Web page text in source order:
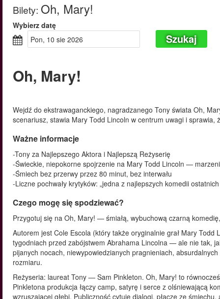
Bilety: Oh, Mary!
Wybierz datę
pon, 10 sie 2026
Szukaj
Oh, Mary!
Wejdź do ekstrawaganckiego, nagradzanego Tony świata Oh,
scenariusz, stawia Mary Todd Lincoln w centrum uwagi i sprawia,
Ważne informacje
-Tony za Najlepszego Aktora i Najlepszą Reżyserię
-Świeckie, niepokorne spojrzenie na Mary Todd Lincoln —
-Śmiech bez przerwy przez 80 minut, bez interwału
-Liczne pochwały krytyków: „jedna z najlepszych komedii
Czego mogę się spodziewać?
Przygotuj się na Oh, Mary! — śmiałą, wybuchową czarną
Autorem jest Cole Escola (który także oryginalnie grał Mary
tygodniach przed zabójstwem Abrahama Lincolna — ale nie tak,
pijanych nocach, niewypowiedzianych pragnieniach,
rozmiaru.
Reżyseria: laureat Tony — Sam Pinkleton. Oh, Mary! to
Pinkletona produkcja łączy camp, satyrę i serce z olśniewającą
wzruszającej głębi. Publiczność cytuje dialogi, płacze ze